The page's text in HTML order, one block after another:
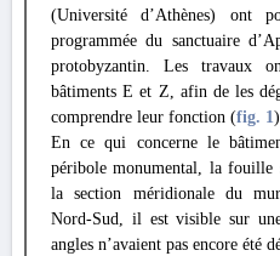
(Université d’Athènes) ont
programmée du sanctuaire
protobyzantin. Les travaux
bâtiments E et Z, afin de les
comprendre leur fonction (fig. 1
En ce qui concerne le
péribole monumental, la fouille
la section méridionale du
Nord-Sud, il est visible sur
angles n’avaient pas encore été